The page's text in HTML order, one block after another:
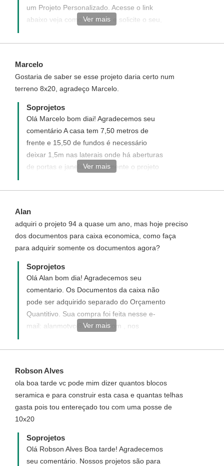
um Projeto Personalizado. Acesse o link
abaixo veja como funciona e solicite o seu,
nosso cliente.
Ivana Soares | Atendimento Soprojetos
Ver mais
Marcelo
Gostaria de saber se esse projeto daria certo num
terreno 8x20, agradeço Marcelo.
Soprojetos
Olá Marcelo bom diai! Agradecemos seu
comentário A casa tem 7,50 metros de
frente e 15,50 de fundos é necessário
deixar 1,5m nas laterais onde há aberturas
de portas e janelas, infelizmente o projeto
http://www.soprojetos.com.br/ver-
sugestões de projetos para as medidas de
seu terrreno. - Ivana- Atendimento
Soprojetos
Ver mais
Alan
adquiri o projeto 94 a quase um ano, mas hoje preciso
dos documentos para caixa economica, como faça
para adquirir somente os documentos agora?
Soprojetos
Olá Alan bom dia! Agradecemos seu
comentario. Os Documentos da caixa não
pode ser adquirido separado do Orçamento
Quantitivo. Sua compra foi feita nesse e-
mail: alanmotvc@hotmail.com , nos
link para que você adquirir os Serviços
Ver mais
Robson Alves
ola boa tarde vc pode mim dizer quantos blocos
seramica e para construir esta casa e quantas telhas
gasta pois tou entereçado tou com uma posse de
10x20
Soprojetos
Olá Robson Alves Boa tarde! Agradecemos
seu comentário. Nossos projetos são para